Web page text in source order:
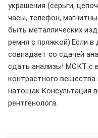
украшения (серьги,
часы, телефон,
быть металлических
ремня с пряжкой).Если
совпадает со сдачей
сдать анализы! МСКТ с
контрастного вещества
натощак.Консультация
рентгенолога.